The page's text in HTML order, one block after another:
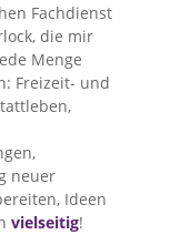
Fachdienst
die mir
Menge
Freizeit- und
neuer
Ideen
vielseitig!